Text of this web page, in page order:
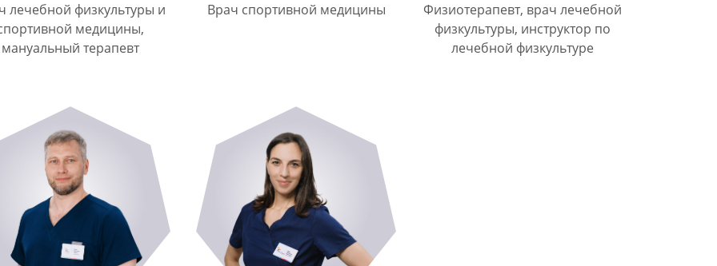
лечебной физкультуры и
медицины,
мануальный терапевт
Врач спортивной медицины
Физиотерапевт, врач лечебной
физкультуры, инструктор по
лечебной физкультуре